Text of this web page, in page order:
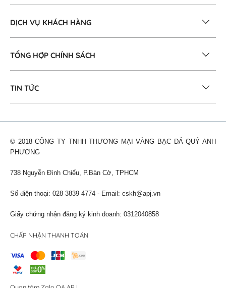
DỊCH VỤ KHÁCH HÀNG
TỔNG HỢP CHÍNH SÁCH
TIN TỨC
© 2018 CÔNG TY TNHH THƯƠNG MẠI VÀNG BẠC ĐÁ QUÝ ANH
PHƯƠNG
738 Nguyễn Đình Chiểu, P.Bàn Cờ, TPHCM
Số điện thoại: 028 3839 4774 - Email: cskh@apj.vn
Giấy chứng nhận đăng ký kinh doanh: 0312040858
CHẤP NHẬN THANH TOÁN